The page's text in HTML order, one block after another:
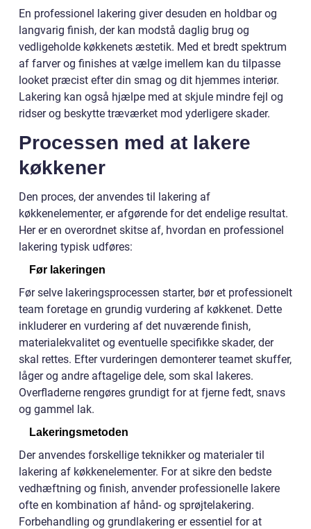
En professionel lakering giver desuden en holdbar og
langvarig finish, der kan modstå daglig brug og
vedligeholde køkkenets æstetik. Med et bredt spektrum
af farver og finishes at vælge imellem kan du tilpasse
looket præcist efter din smag og dit hjemmes interiør.
Lakering kan også hjælpe med at skjule mindre fejl og
ridser og beskytte træværket mod yderligere skader.
Processen med at lakere
køkkener
Den proces, der anvendes til lakering af
køkkenelementer, er afgørende for det endelige resultat.
Her er en overordnet skitse af, hvordan en professionel
lakering typisk udføres:
Før lakeringen
Før selve lakeringsprocessen starter, bør et professionelt
team foretage en grundig vurdering af køkkenet. Dette
inkluderer en vurdering af det nuværende finish,
materialekvalitet og eventuelle specifikke skader, der
skal rettes. Efter vurderingen demonterer teamet skuffer,
låger og andre aftagelige dele, som skal lakeres.
Overfladerne rengøres grundigt for at fjerne fedt, snavs
og gammel lak.
Lakeringsmetoden
Der anvendes forskellige teknikker og materialer til
lakering af køkkenelementer. For at sikre den bedste
vedhæftning og finish, anvender professionelle lakere
ofte en kombination af hånd- og sprøjtelakering.
Forbehandling og grundlakering er essentiel for at